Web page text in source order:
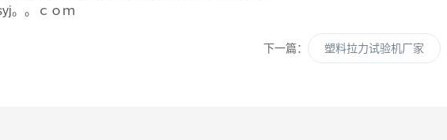
。。ｃｏｍ
下一篇： 塑料拉力试验机厂家